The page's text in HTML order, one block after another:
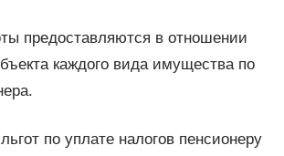
предоставляются в отношении
каждого вида имущества по
по уплате налогов пенсионеру